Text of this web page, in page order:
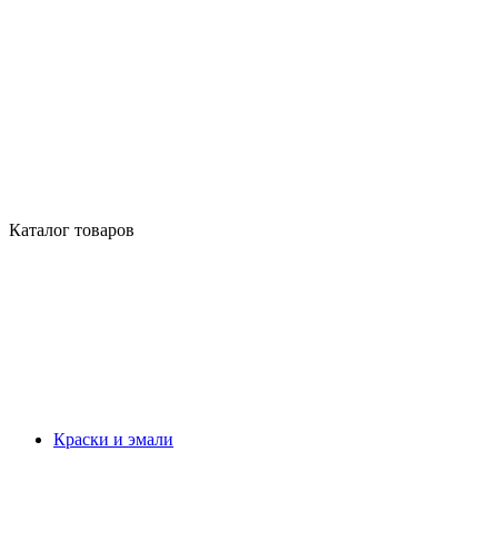
Каталог товаров
Краски и эмали